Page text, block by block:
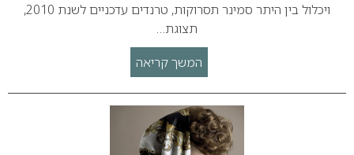
ויכלול בין היתר סמינר תסרוקות, טרנדים עדכניים לשנת 2010,
תצוגת…
המשך קריאה